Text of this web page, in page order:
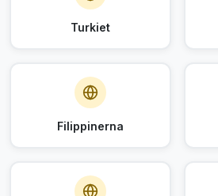
Turkiet
Filippinerna